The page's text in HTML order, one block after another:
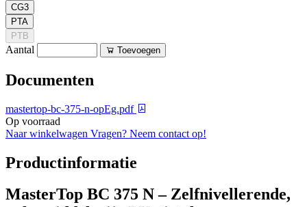
CG3
PTA
PTB
Aantal Toevoegen
Documenten
mastertop-bc-375-n-opEg.pdf
Op voorraad
Naar winkelwagen Vragen? Neem contact op!
Productinformatie
MasterTop BC 375 N – Zelfnivellerende,